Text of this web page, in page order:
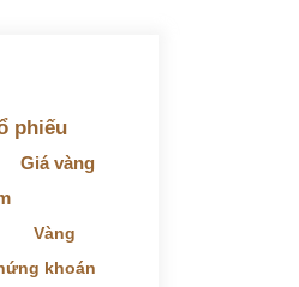
Nam xuất khẩu nhiều
giá đất ở Thanh Hoá
5/2022: Top 10 cổ
phiếu
Giá vàng
Vàng
khoán